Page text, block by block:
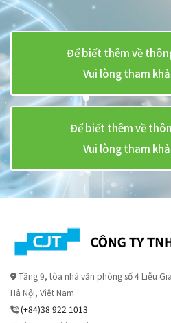
Để biết thêm về
Vui lòng tham
Để biết thêm về
Vui lòng tham
Tầng 9, tòa nhà văn phòng số 4 Liễu
Hà Nội, Việt Nam
(+84)38 922 1013